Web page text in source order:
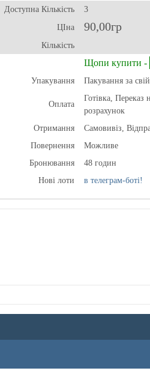
Доступна Кількість
3
ЦІна
90,00гр
Кількість
Щопи купити -
Упакування Пакування за
Оплата
Готівка, Переказ
розрахунок
Отримання
Самовивіз,
Повернення
Можливе
Бронювання
48 годин
Нові лоти
в телеграм-боті!